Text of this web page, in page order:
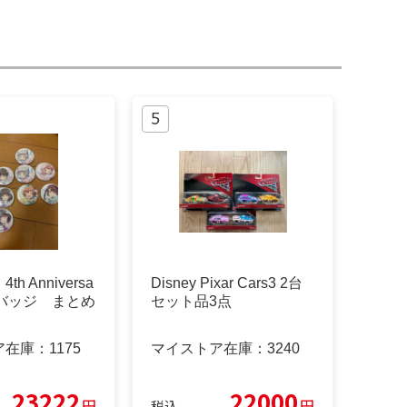
Anniversa
ッジ まとめ
庫： 1175
Disney Pixar Cars3 2台
セット品3点
マイストア在庫： 3240